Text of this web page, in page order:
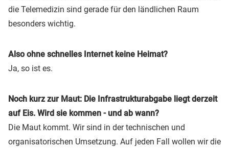
die Telemedizin sind gerade für den ländlichen Raum
besonders wichtig.
Also ohne schnelles Internet keine Heimat?
Ja, so ist es.
Noch kurz zur Maut: Die Infrastrukturabgabe liegt derzeit
auf Eis. Wird sie kommen - und ab wann?
Die Maut kommt. Wir sind in der technischen und
organisatorischen Umsetzung. Auf jeden Fall wollen wir die